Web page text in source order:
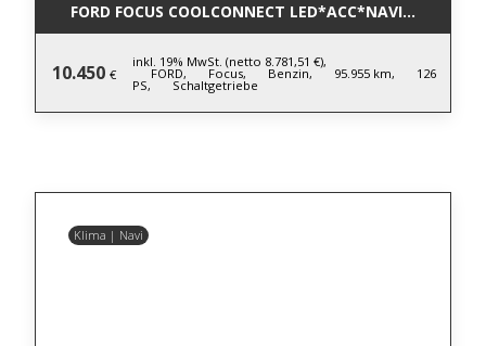
FORD FOCUS COOLCONNECT
10.450 €
inkl. 19% MwSt. (netto 8.781,51 €),
FORD, Focus, Benzin, 95.955 km, 126
PS, Schaltgetriebe
Klima | Navi